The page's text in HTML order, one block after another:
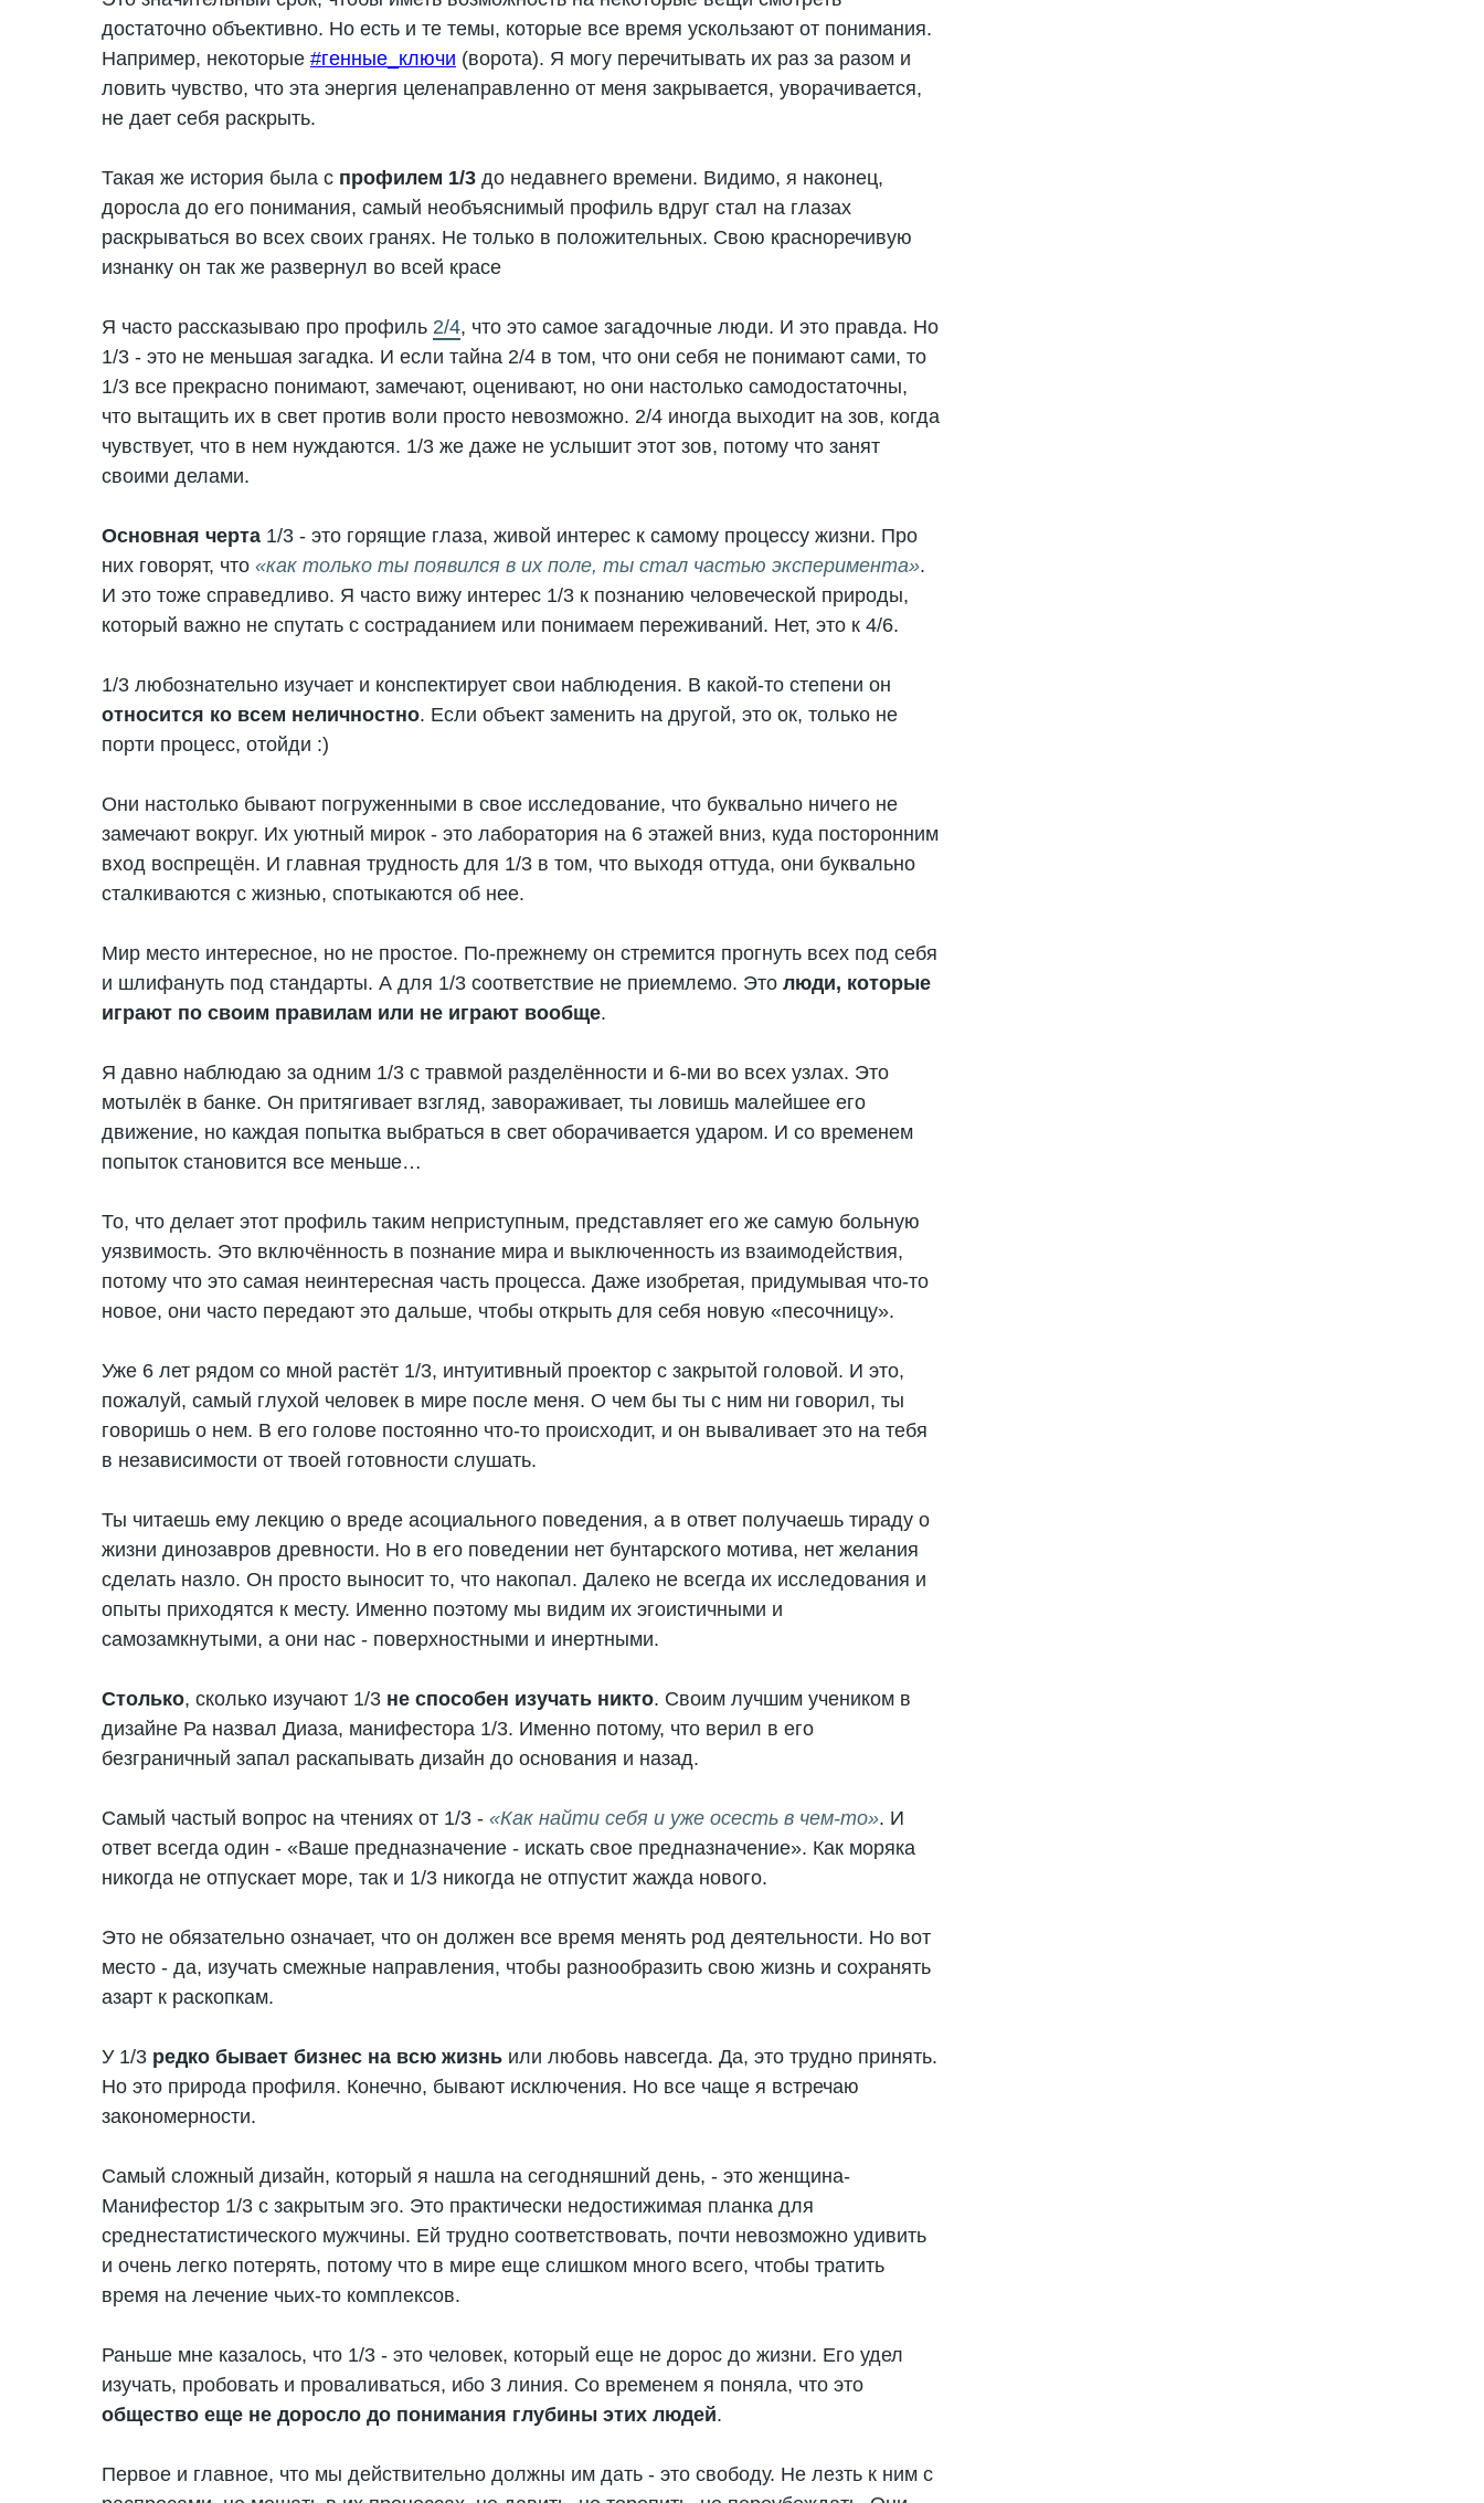
достаточно объективно. Но есть и те темы, которые все время ускользают от понимания.
Например, некоторые #генные_ключи (ворота). Я могу перечитывать их раз за разом и
ловить чувство, что эта энергия целенаправленно от меня закрывается, уворачивается,
не дает себя раскрыть.
Такая же история была с профилем 1/3 до недавнего времени. Видимо, я наконец,
доросла до его понимания, самый необъяснимый профиль вдруг стал на глазах
раскрываться во всех своих гранях. Не только в положительных. Свою красноречивую
изнанку он так же развернул во всей красе
Я часто рассказываю про профиль 2/4, что это самое загадочные люди. И это правда. Но
1/3 - это не меньшая загадка. И если тайна 2/4 в том, что они себя не понимают сами, то
1/3 все прекрасно понимают, замечают, оценивают, но они настолько самодостаточны,
что вытащить их в свет против воли просто невозможно. 2/4 иногда выходит на зов, когда
чувствует, что в нем нуждаются. 1/3 же даже не услышит этот зов, потому что занят
своими делами.
Основная черта 1/3 - это горящие глаза, живой интерес к самому процессу жизни. Про
них говорят, что «как только ты появился в их поле, ты стал частью эксперимента».
И это тоже справедливо. Я часто вижу интерес 1/3 к познанию человеческой природы,
который важно не спутать с состраданием или понимаем переживаний. Нет, это к 4/6.
1/3 любознательно изучает и конспектирует свои наблюдения. В какой-то степени он
относится ко всем неличностно. Если объект заменить на другой, это ок, только не
порти процесс, отойди :)
Они настолько бывают погруженными в свое исследование, что буквально ничего не
замечают вокруг. Их уютный мирок - это лаборатория на 6 этажей вниз, куда посторонним
вход воспрещён. И главная трудность для 1/3 в том, что выходя оттуда, они буквально
сталкиваются с жизнью, спотыкаются об нее.
Мир место интересное, но не простое. По-прежнему он стремится прогнуть всех под себя
и шлифануть под стандарты. А для 1/3 соответствие не приемлемо. Это люди, которые
играют по своим правилам или не играют вообще.
Я давно наблюдаю за одним 1/3 с травмой разделённости и 6-ми во всех узлах. Это
мотылёк в банке. Он притягивает взгляд, завораживает, ты ловишь малейшее его
движение, но каждая попытка выбраться в свет оборачивается ударом. И со временем
попыток становится все меньше…
То, что делает этот профиль таким неприступным, представляет его же самую больную
уязвимость. Это включённость в познание мира и выключенность из взаимодействия,
потому что это самая неинтересная часть процесса. Даже изобретая, придумывая что-то
новое, они часто передают это дальше, чтобы открыть для себя новую «песочницу».
Уже 6 лет рядом со мной растёт 1/3, интуитивный проектор с закрытой головой. И это,
пожалуй, самый глухой человек в мире после меня. О чем бы ты с ним ни говорил, ты
говоришь о нем. В его голове постоянно что-то происходит, и он вываливает это на тебя
в независимости от твоей готовности слушать.
Ты читаешь ему лекцию о вреде асоциального поведения, а в ответ получаешь тираду о
жизни динозавров древности. Но в его поведении нет бунтарского мотива, нет желания
сделать назло. Он просто выносит то, что накопал. Далеко не всегда их исследования и
опыты приходятся к месту. Именно поэтому мы видим их эгоистичными и
самозамкнутыми, а они нас - поверхностными и инертными.
Столько, сколько изучают 1/3 не способен изучать никто. Своим лучшим учеником в
дизайне Ра назвал Диаза, манифестора 1/3. Именно потому, что верил в его
безграничный запал раскапывать дизайн до основания и назад.
Самый частый вопрос на чтениях от 1/3 - «Как найти себя и уже осесть в чем-то». И
ответ всегда один - «Ваше предназначение - искать свое предназначение». Как моряка
никогда не отпускает море, так и 1/3 никогда не отпустит жажда нового.
Это не обязательно означает, что он должен все время менять род деятельности. Но вот
место - да, изучать смежные направления, чтобы разнообразить свою жизнь и сохранять
азарт к раскопкам.
У 1/3 редко бывает бизнес на всю жизнь или любовь навсегда. Да, это трудно принять.
Но это природа профиля. Конечно, бывают исключения. Но все чаще я встречаю
закономерности.
Самый сложный дизайн, который я нашла на сегодняшний день, - это женщина-
Манифестор 1/3 с закрытым эго. Это практически недостижимая планка для
среднестатистического мужчины. Ей трудно соответствовать, почти невозможно удивить
и очень легко потерять, потому что в мире еще слишком много всего, чтобы тратить
время на лечение чьих-то комплексов.
Раньше мне казалось, что 1/3 - это человек, который еще не дорос до жизни. Его удел
изучать, пробовать и проваливаться, ибо 3 линия. Со временем я поняла, что это
общество еще не доросло до понимания глубины этих людей.
Первое и главное, что мы действительно должны им дать - это свободу. Не лезть к ним с